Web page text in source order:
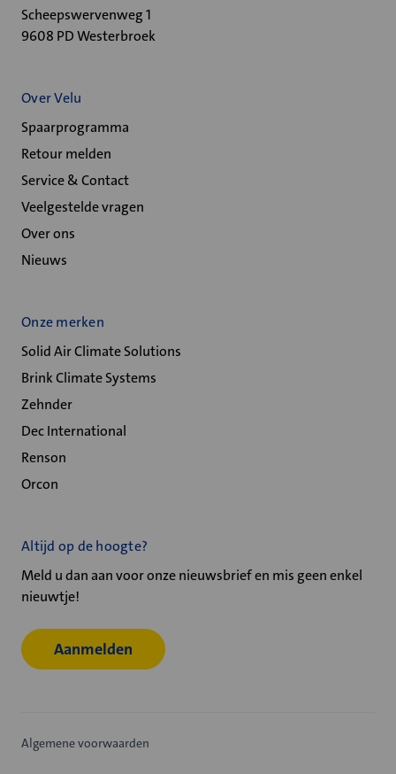
Scheepswervenweg 1
9608 PD Westerbroek
Over Velu
Spaarprogramma
Retour melden
Service & Contact
Veelgestelde vragen
Over ons
Nieuws
Onze merken
Solid Air Climate Solutions
Brink Climate Systems
Zehnder
Dec International
Renson
Orcon
Altijd op de hoogte?
Meld u dan aan voor onze nieuwsbrief en mis geen enkel
nieuwtje!
Aanmelden
Algemene voorwaarden